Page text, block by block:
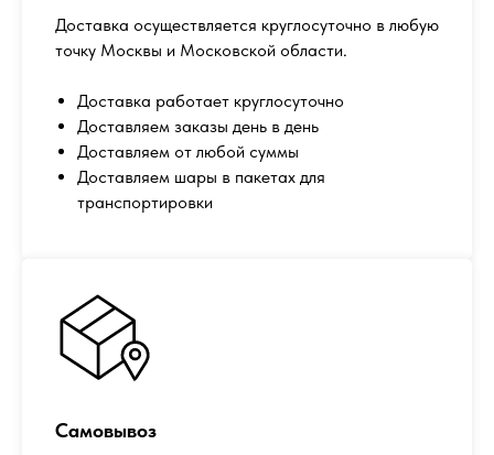
Доставка осуществляется круглосуточно в любую
точку Москвы и Московской области.
Доставка работает круглосуточно
Доставляем заказы день в день
Доставляем от любой суммы
Доставляем шары в пакетах для
транспортировки
Самовывоз